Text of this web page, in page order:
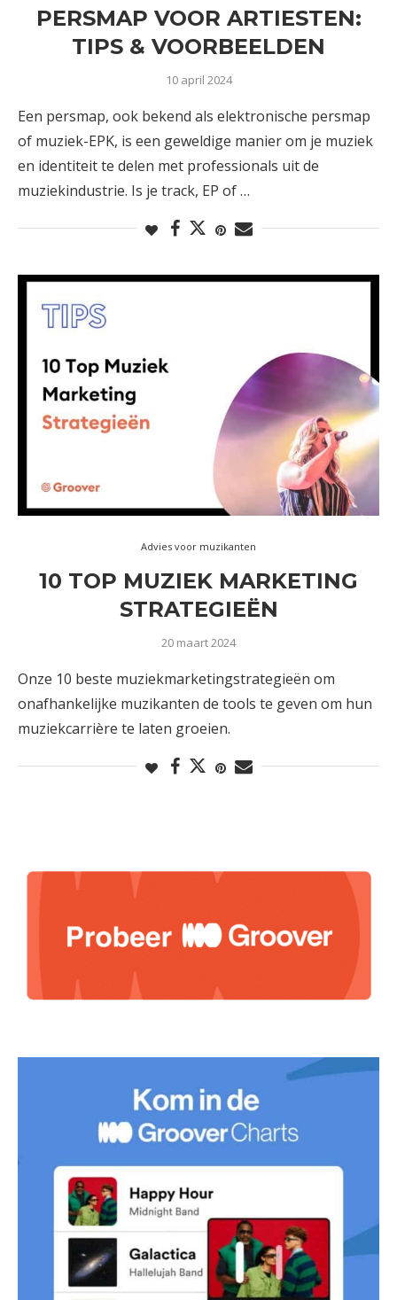
PERSMAP VOOR ARTIESTEN:
TIPS & VOORBEELDEN
10 april 2024
Een persmap, ook bekend als elektronische persmap
of muziek-EPK, is een geweldige manier om je muziek
en identiteit te delen met professionals uit de
muziekindustrie. Is je track, EP of …
Advies voor muzikanten
10 TOP MUZIEK MARKETING
STRATEGIEËN
20 maart 2024
Onze 10 beste muziekmarketingstrategieën om
onafhankelijke muzikanten de tools te geven om hun
muziekcarrière te laten groeien.